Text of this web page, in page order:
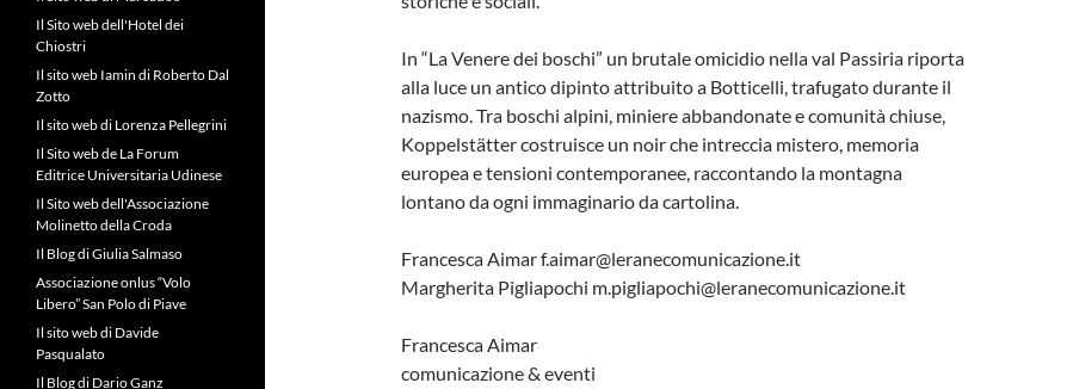
In “La Venere dei boschi” un brutale omicidio nella val Passiria riporta
alla luce un antico dipinto attribuito a Botticelli, trafugato durante il
nazismo. Tra boschi alpini, miniere abbandonate e comunità chiuse,
Koppelstätter costruisce un noir che intreccia mistero, memoria
europea e tensioni contemporanee, raccontando la montagna
lontano da ogni immaginario da cartolina.
Francesca Aimar f.aimar@leranecomunicazione.it
Margherita Pigliapochi m.pigliapochi@leranecomunicazione.it
Francesca Aimar
comunicazione & eventi
Il Sito web dell'Hotel dei
Chiostri
Il sito web Iamin di Roberto Dal
Zotto
Il sito web di Lorenza Pellegrini
Il Sito web de La Forum
Editrice Universitaria Udinese
Il Sito web dell'Associazione
Molinetto della Croda
Il Blog di Giulia Salmaso
Associazione onlus “Volo
Libero” San Polo di Piave
Il sito web di Davide
Pasqualato
Il Blog di Dario Ganz